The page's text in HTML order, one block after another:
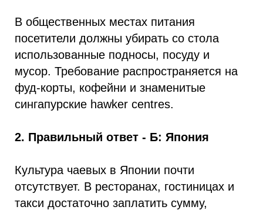
В общественных местах питания
посетители должны убирать со стола
использованные подносы, посуду и
мусор. Требование распространяется на
фуд-корты, кофейни и знаменитые
сингапурские hawker centres.
2. Правильный ответ - Б: Япония
Культура чаевых в Японии почти
отсутствует. В ресторанах, гостиницах и
такси достаточно заплатить сумму,